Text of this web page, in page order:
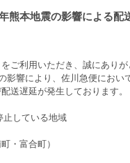
サイズや仕様が様々なので
せて選ぶのがおすすめです。
す。
ド
はベビー用品の中でも購入
すが、赤ちゃんが快適で安
切なものです。しかし、つ
熊本地震の影響による配
ご利用いただき、誠にありが
影響により、佐川急便におい
送遅延が発生しております。
している地域
・富合町）